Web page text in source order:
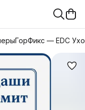
ГорФикс — EDC